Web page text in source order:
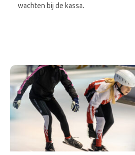
wachten bij de kassa.